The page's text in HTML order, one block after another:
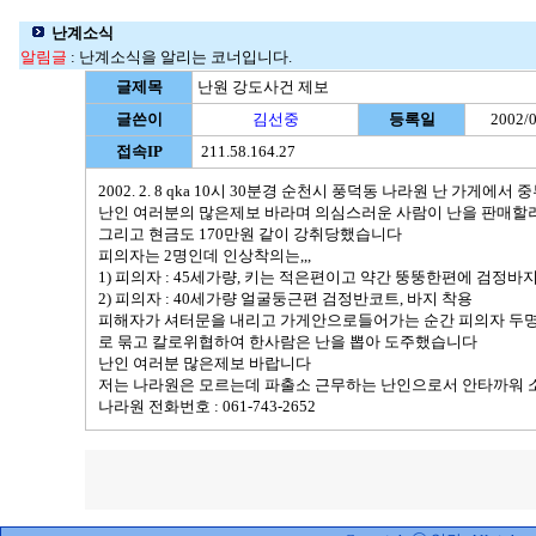
난계소식
알림글 : 난계소식을 알리는 코너입니다.
글제목
난원 강도사건 제보
글쓴이
김선중 등록일
2002/
접속IP
211.58.164.27
2002. 2. 8 qka 10시 30분경 순천시 풍덕동 나라원 난 가게에서
난인 여러분의 많은제보 바라며 의심스러운 사람이 난을 판매
그리고 현금도 170만원 같이 강취당했습니다
피의자는 2명인데 인상착의는,,,
1) 피의자 : 45세가량, 키는 적은편이고 약간 뚱뚱한편에 검정바
2) 피의자 : 40세가량 얼굴둥근편 검정반코트, 바지 착용
피해자가 셔터문을 내리고 가게안으로들어가는 순간 피의자 두
로 묶고 칼로위협하여 한사람은 난을 뽑아 도주했습니다
난인 여러분 많은제보 바랍니다
저는 나라원은 모르는데 파출소 근무하는 난인으로서 안타까워
나라원 전화번호 : 061-743-2652